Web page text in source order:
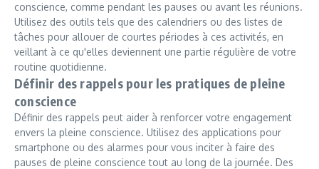
conscience, comme pendant les pauses ou avant les réunions.
Utilisez des outils tels que des calendriers ou des listes de
tâches pour allouer de courtes périodes à ces activités, en
veillant à ce qu'elles deviennent une partie régulière de votre
routine quotidienne.
Définir des rappels pour les pratiques de pleine
conscience
Définir des rappels peut aider à renforcer votre engagement
envers la pleine conscience. Utilisez des applications pour
smartphone ou des alarmes pour vous inciter à faire des
pauses de pleine conscience tout au long de la journée. Des